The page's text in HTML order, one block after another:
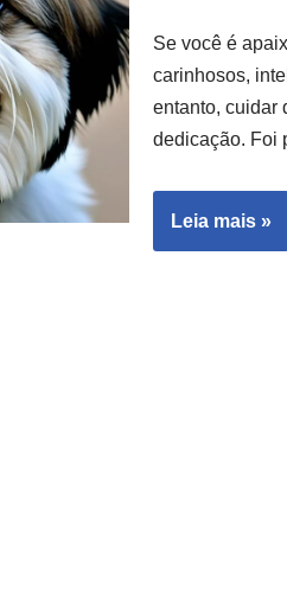
Se você é
carinhosos,
entanto, cuidar
dedicação. Foi
Leia mais »